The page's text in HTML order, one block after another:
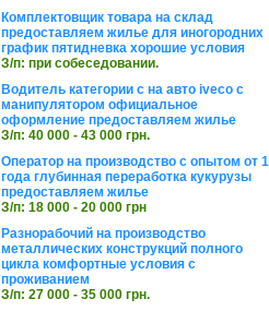
Комплектовщик товара на склад
предоставляем жилье для иногородних
график пятидневка хорошие условия
З/п: при собеседовании.
Водитель категории с на авто iveco с
манипулятором официальное
оформление предоставляем жилье
З/п: 40 000 - 43 000 грн.
Оператор на производство с опытом от 1
года глубинная переработка кукурузы
предоставляем жилье
З/п: 18 000 - 20 000 грн
Разнорабочий на производство
металлических конструкций полного
цикла комфортные условия с
проживанием
З/п: 27 000 - 35 000 грн.